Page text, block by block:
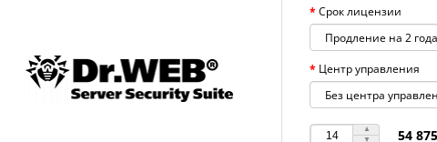
Срок лицензии
Центр управления
54